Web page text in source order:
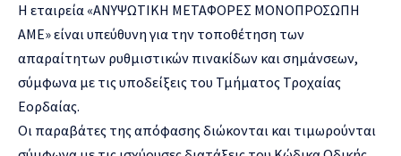
Η εταιρεία «ΑΝΥΨΩΤΙΚΗ ΜΕΤΑΦΟΡΕΣ ΜΟΝΟΠΡΟΣΩΠΗ
ΑΜΕ» είναι υπεύθυνη για την τοποθέτηση των
απαραίτητων ρυθμιστικών πινακίδων και σημάνσεων,
σύμφωνα με τις υποδείξεις του Τμήματος Τροχαίας
Εορδαίας.
Οι παραβάτες της απόφασης διώκονται και τιμωρούνται